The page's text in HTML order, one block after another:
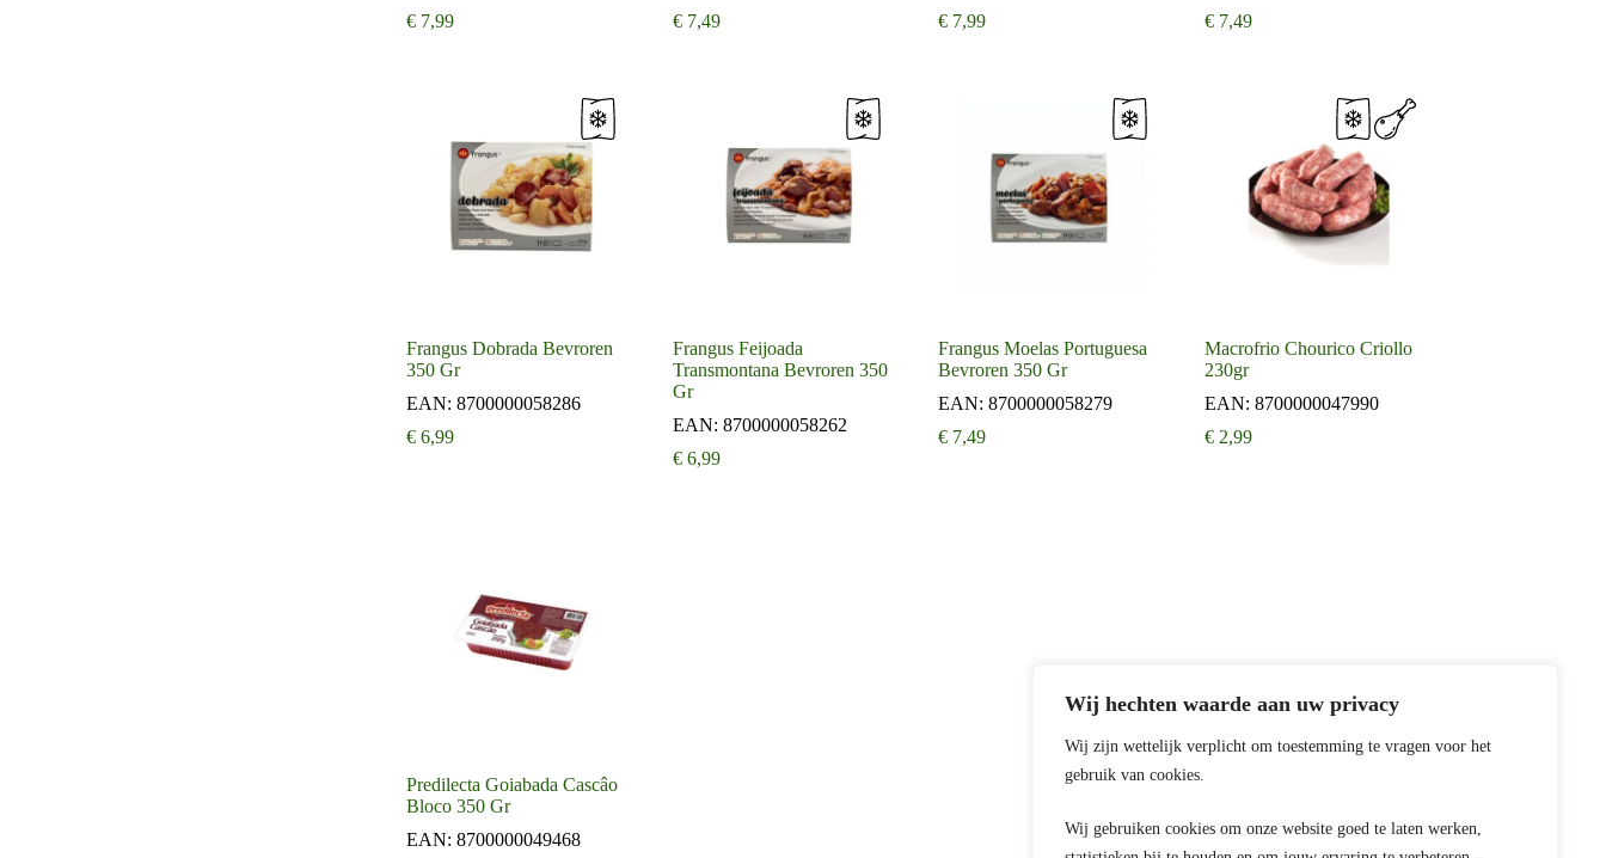
Wij hechten waarde aan uw privacy
Wij zijn wettelijk verplicht om toestemming te vragen voor het
gebruik van cookies.
Wij gebruiken cookies om onze website goed te laten werken,
€ 7,99
€7,49
€ 7,99
€7,49
Frangus Dobrada Bevroren
350 Gr
EAN: 8700000058286
€ 6,99
Frangus Feijoada
Transmontana Bevroren 350
Gr
EAN: 8700000058262
€6,99
Frangus Moelas Portuguesa
Bevroren 350 Gr
EAN: 8700000058279
€ 7,49
Macrofrio Chourico Criollo
230gr
EAN: 8700000047990
€2,99
Predilecta Goiabada Cascâo
Bloco 350 Gr
EAN: 8700000049468